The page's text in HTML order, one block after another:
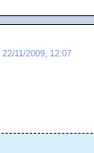
22/11/2009, 12:07